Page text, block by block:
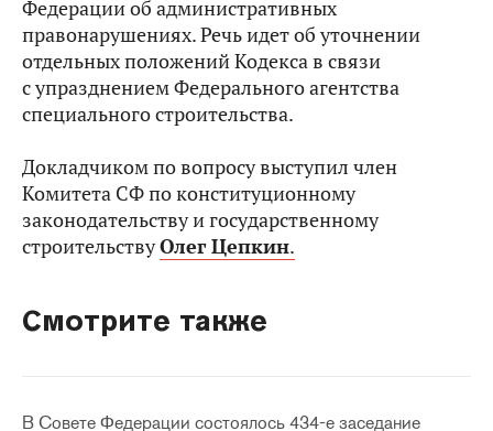
Федерации об административных
правонарушениях. Речь идет об уточнении
отдельных положений Кодекса в связи
с упразднением Федерального агентства
специального строительства.
Докладчиком по вопросу выступил член
Комитета СФ по конституционному
законодательству и государственному
строительствуОлег Цепкин.
Смотрите также
В Совете Федерации состоялось 434-е заседание